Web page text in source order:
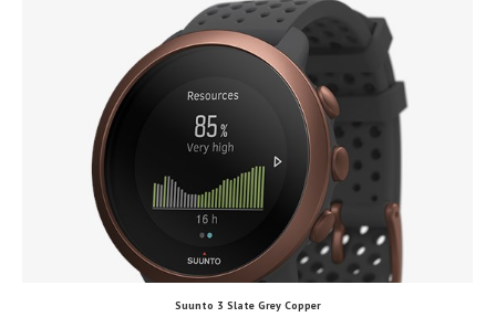
Suunto 3 Slate Grey Copper